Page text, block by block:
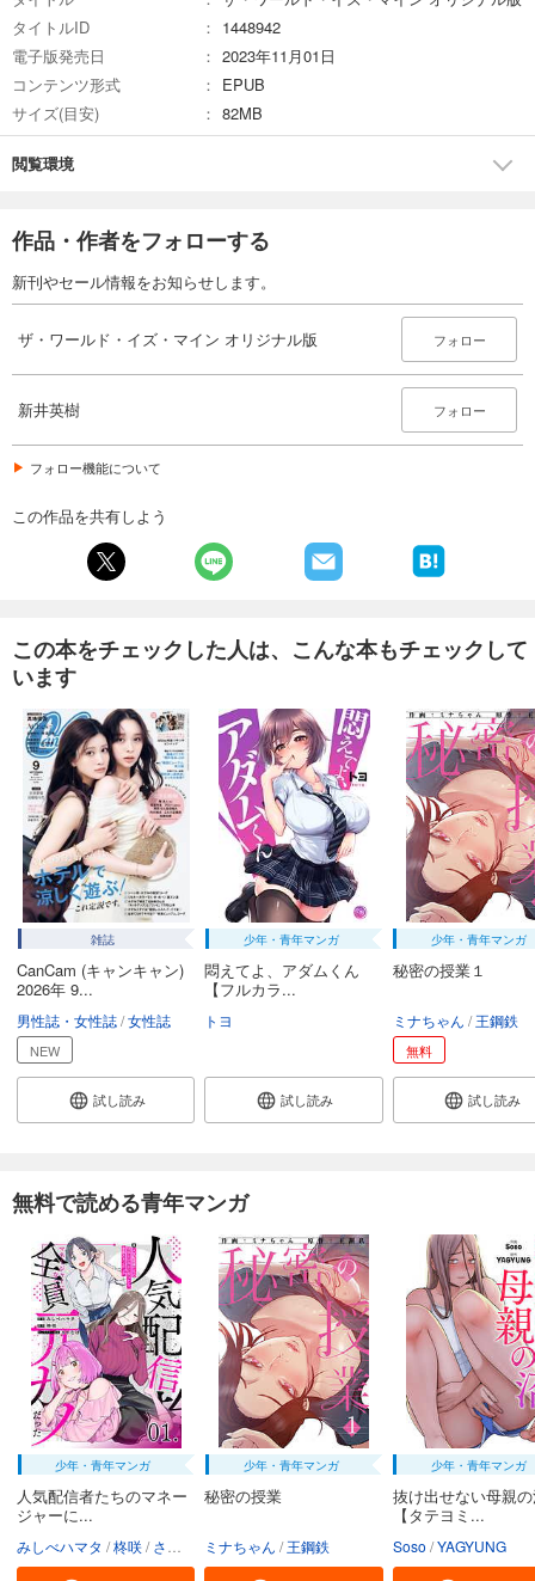
タイトルID
1448942
電子版発売日
2023年11月01日
コンテンツ形式
EPUB
サイズ(目安)
82MB
閲覧環境
作品・作者をフォローする
新刊やセール情報をお知らせします。
ザ・ワールド・イズ・マイン オリジナル版 フォロー
新井英樹 フォロー
フォロー機能について
この作品を共有しよう
この本をチェックした人は、こんな本もチェックして
います
雑誌
CanCam (キャンキャン)
2026年 9...
男性誌・女性誌 女性誌
NEW
試し読み
少年・青年マンガ
悶えてよ、アダムくん
【フルカラ...
トヨ
試し読み
少年・青年マンガ
秘密の授業１
ミナちゃん 王鋼鉄
無料
試し読み
無料で読める青年マンガ
少年・青年マンガ
人気配信者たちのマネー
ジャーに...
みしべハマタ 柊咲 さかむけ
少年・青年マンガ
秘密の授業
ミナちゃん 王鋼鉄
少年・青年マンガ
抜け出せない母親
【タテヨミ...
Soso YAGYUNG